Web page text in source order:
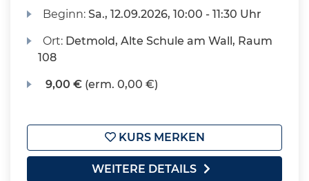
Beginn:Sa., 12.09.2026, 10:00 - 11:30 Uhr
Ort: Detmold, Alte Schule am Wall, Raum
108
9,00 € (erm. 0,00 €)
KURS MERKEN
WEITERE DETAILS